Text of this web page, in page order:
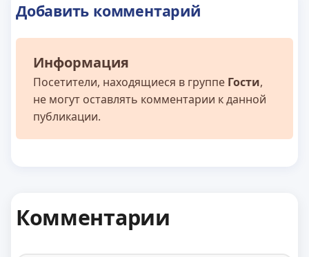
Добавить комментарий
Информация
Посетители, находящиеся в группе Гости,
не могут оставлять комментарии к данной
публикации.
Комментарии